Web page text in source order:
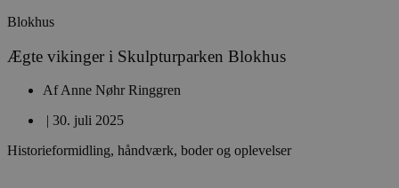
Blokhus
Ægte vikinger i Skulpturparken Blokhus
AfAnne Nøhr Ringgren
| 30. juli 2025
Historieformidling, håndværk, boder og oplevelser